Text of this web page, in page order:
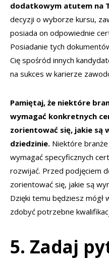
dodatkowym atutem na
decyzji o wyborze kursu,
posiada on odpowiednie
Posiadanie tych
Cię spośród innych
na sukces w karierze
Pamiętaj, że niektóre
wymagać konkretnych
zorientować się, jakie są
dziedzinie. Niektóre
wymagać specyficznych
rozwijać. Przed podjęciem
zorientować się, jakie są
Dzięki temu będziesz mógł
zdobyć potrzebne
5. Zadaj